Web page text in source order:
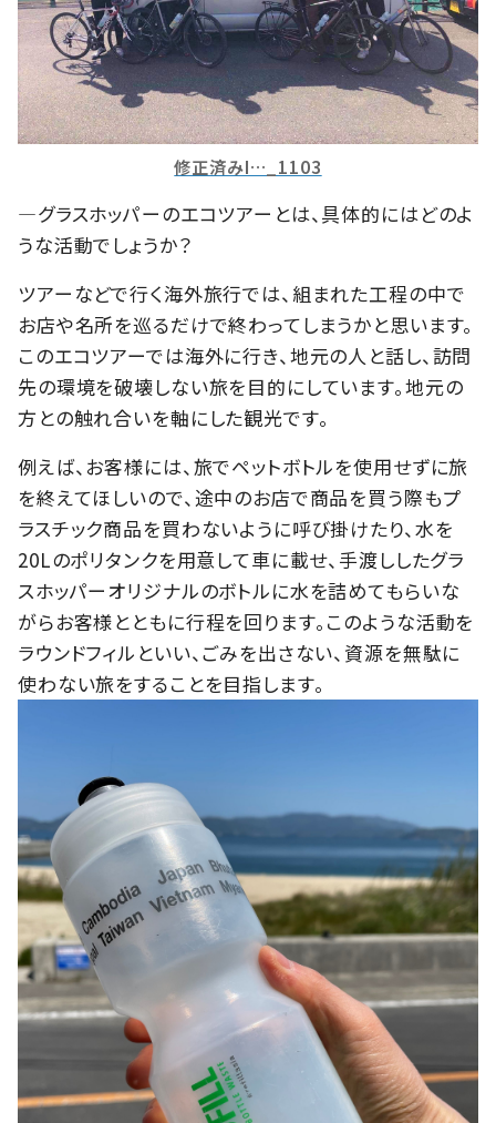
修正済みI…_1103
―グラスホッパーのエコツアーとは、具体的にはどのよ
うな活動でしょうか？
ツアーなどで行く海外旅行では、組まれた工程の中で
お店や名所を巡るだけで終わってしまうかと思います。
このエコツアーでは海外に行き、地元の人と話し、訪問
先の環境を破壊しない旅を目的にしています。地元の
方との触れ合いを軸にした観光です。
例えば、お客様には、旅でペットボトルを使用せずに旅
を終えてほしいので、途中のお店で商品を買う際もプ
ラスチック商品を買わないように呼び掛けたり、水を
20Lのポリタンクを用意して車に載せ、手渡ししたグラ
スホッパーオリジナルのボトルに水を詰めてもらいな
がらお客様とともに行程を回ります。このような活動を
ラウンドフィルといい、ごみを出さない、資源を無駄に
使わない旅をすることを目指します。